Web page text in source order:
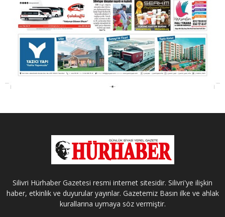
Silivri Hürhaber Gazetesi resmi internet sitesidir. Silivri'ye ilişkin
haber, etkinlik ve duyurular yayınlar. Gazetemiz Basın ilke ve ahlak
kurallarına uymaya söz vermiştir.